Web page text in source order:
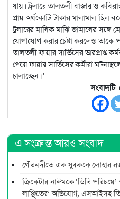
যায়। ট্রলারে তালতলী বাজার ও
প্রায় অর্ধকোটি টাকার মালামাল ছিল
ট্রলারের মালিক মাঝি জামালের সঙ্গে
যোগাযোগ করার চেষ্টা করলেও তাকে
তালতলী ফায়ার সার্ভিসের ভারপ্রাপ্ত
পেয়ে ফায়ার সার্ভিসের কর্মীরা
চালাচ্ছেন।’
এ সংক্রান্ত আরও সংবাদ
গৌরনদীতে এক যুবককে লোহার
ক্রিকেটার নাঈমকে ‘ডিবি
লাঞ্ছিতের’ অভিযোগ, এসআইসহ